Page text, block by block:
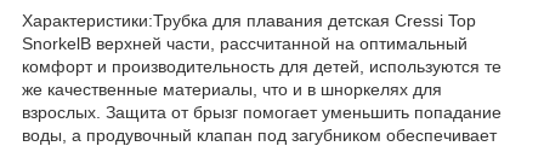
Характеристики:Трубка для плавания детская Cressi Top
SnorkelВ верхней части, рассчитанной на оптимальный
комфорт и производительность для детей, используются те
же качественные материалы, что и в шноркелях для
взрослых. Защита от брызг помогает уменьшить попадание
воды, а продувочный клапан под загубником обеспечивает